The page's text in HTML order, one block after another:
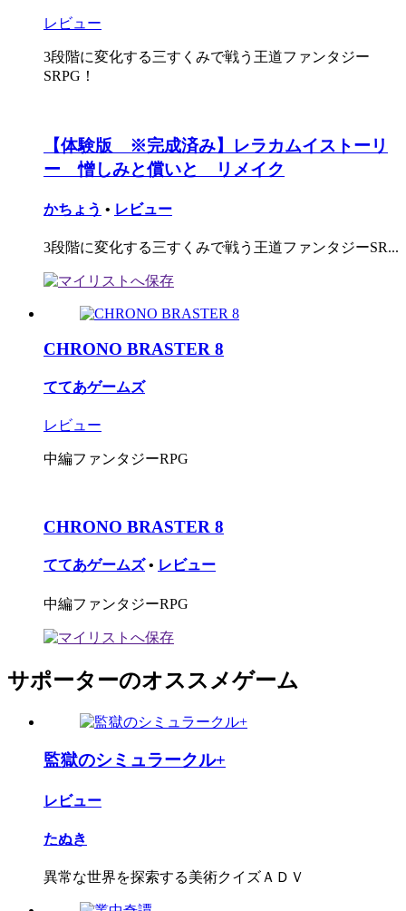
レビュー
3段階に変化する三すくみで戦う王道ファンタジー
SRPG！
【体験版 ※完成済み】レラカムイストーリ
ー 憎しみと償いと リメイク
かちょう • レビュー
3段階に変化する三すくみで戦う王道ファンタジーSR...
CHRONO BRASTER 8
ててあゲームズ
レビュー
中編ファンタジーRPG
CHRONO BRASTER 8
ててあゲームズ • レビュー
中編ファンタジーRPG
サポーターのオススメゲーム
監獄のシミュラークル+
レビュー
たぬき
異常な世界を探索する美術クイズＡＤＶ